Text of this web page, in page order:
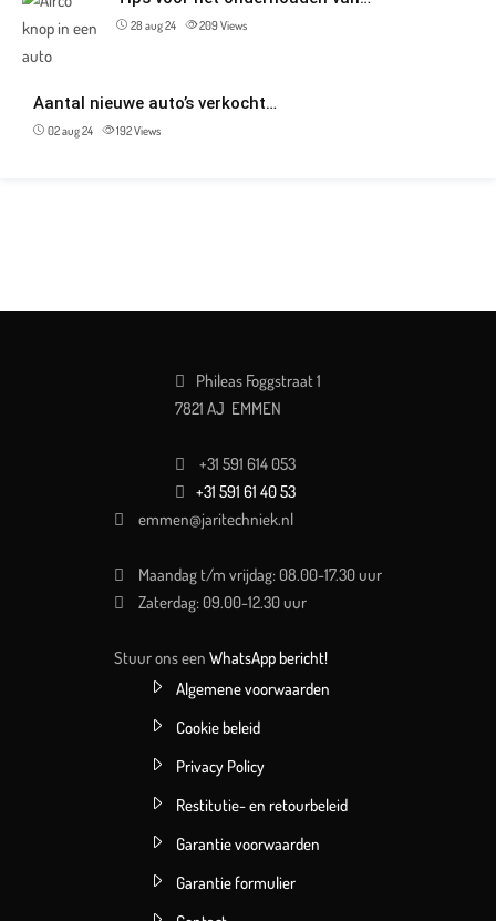
28 aug 24 209Views
Aantal nieuwe auto’s verkocht…
02 aug 24 192Views
Phileas Foggstraat 1
7821 AJ EMMEN
+31 591 614 053
+31 591 61 40 53
emmen@jaritechniek.nl
Maandag t/m vrijdag: 08.00-17.30 uur
Zaterdag: 09.00-12.30 uur
Stuur ons een WhatsApp bericht!
Algemene voorwaarden
Cookie beleid
Privacy Policy
Restitutie- en retourbeleid
Garantie voorwaarden
Garantie formulier